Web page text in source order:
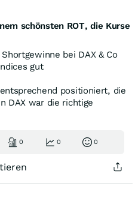
schönsten ROT, die Kurse
bei DAX & Co
gut
positioniert, die
DAX war die richtige
0 0 0